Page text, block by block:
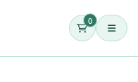
0